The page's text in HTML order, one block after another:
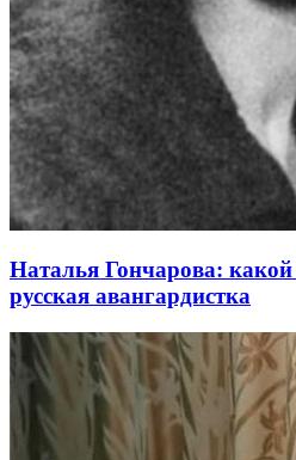
Наталья Гончарова:
русская авангардистка